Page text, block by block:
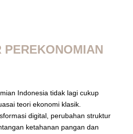
PEREKONOMIAN
Indonesia tidak lagi cukup
teori ekonomi klasik.
digital, perubahan struktur
ketahanan pangan dan